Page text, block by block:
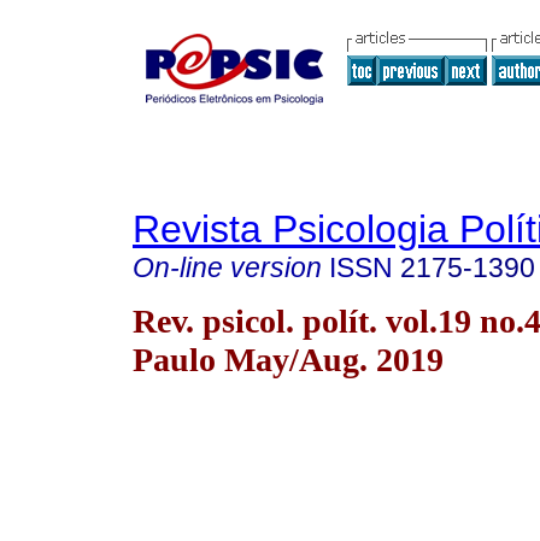
Revista Psicologia
On-line version ISSN 2175-1390
Rev. psicol. polít. vol.19
Paulo May/Aug. 2019